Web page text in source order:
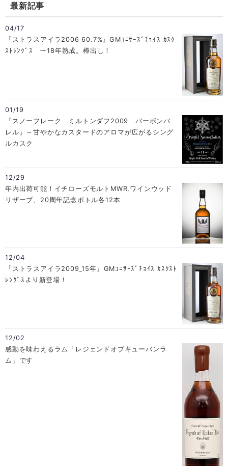
最新記事
04/17
『ストラスアイラ2006_60.7%』GMｺﾆｻｰｽﾞﾁｮｲｽ ｶｽｸ
ｽﾄﾚﾝｸﾞｽ ～18年熟成。樽出し！
01/19
『スノーフレーク ミルトンダフ2009 バーボンバ
レル』～甘やかなカスタードのアロマが広がるシング
ルカスク
12/29
年内出荷可能！イチローズモルトMWR,ワインウッド
リザーブ、20周年記念ボトル各12本
12/04
『ストラスアイラ2009_15年』GMｺﾆｻｰｽﾞﾁｮｲｽ ｶｽｸｽﾄ
ﾚﾝｸﾞｽより新登場！
12/02
感動を味わえるラム「レジェンドオブキューバンラ
ム」です